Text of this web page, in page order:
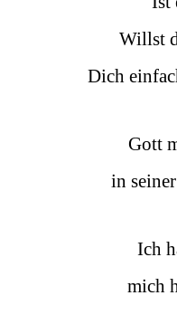
Willst
Dich
Gott
in
Ich
mich